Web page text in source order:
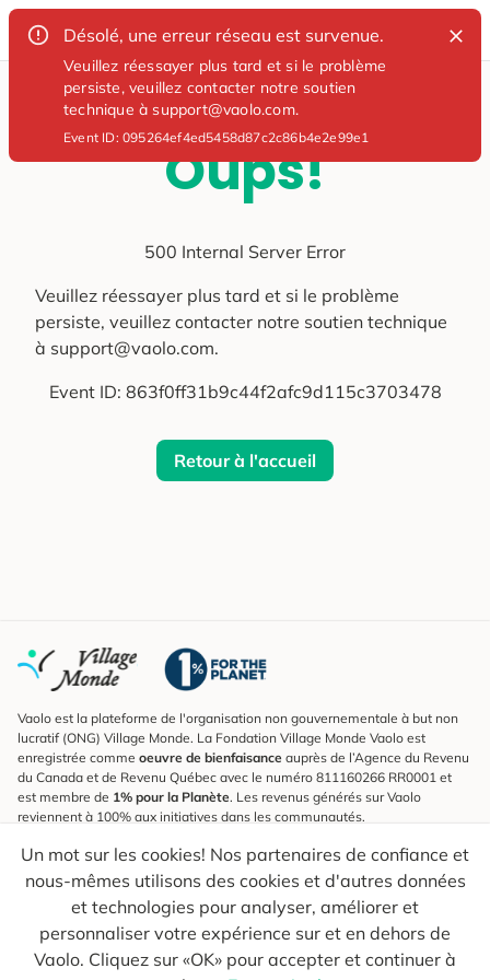
Désolé, une erreur réseau est survenue.
Veuillez réessayer plus tard et si le problème
persiste, veuillez contacter notre soutien
technique à support@vaolo.com.
Event ID:095264ef4ed5458d87c2c86b4e2e99e1
Oups!
500 Internal Server Error
Veuillez réessayer plus tard et si le problème
persiste, veuillez contacter notre soutien technique
à support@vaolo.com.
Event ID: 863f0ff31b9c44f2afc9d115c3703478
Retour à l'accueil
Un mot sur les cookies! Nos partenaires de confiance et
nous-mêmes utilisons des cookies et d'autres données
et technologies pour analyser, améliorer et
personnaliser votre expérience sur et en dehors de
Vaolo. Cliquez sur «OK» pour accepter et continuer à
Vaolo est la plateforme de l'organisation non gouvernementale à but non
lucratif (ONG) Village Monde. La Fondation Village Monde Vaolo est
enregistrée comme oeuvre de bienfaisance auprès de l’Agence du Revenu
du Canada et de Revenu Québec avec le numéro 811160266 RR0001 et
est membre de 1% pour la Planète. Les revenus générés sur Vaolo
reviennent à 100% aux initiatives dans les communautés.
S'inscrire à l'infolettre
Pour connaître les nouveautés, suivre nos explorateurs et recevoir des
astuces pour des voyages plus conscients.
Ton courriel Envoyer